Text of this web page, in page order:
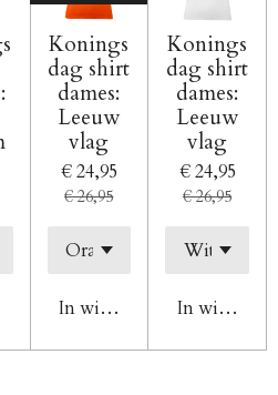
Konings
dag shirt
dames:
Leeuw
vlag
€ 24,95
€ 26,95
In winkelwagen
Konings
dag shirt
dames:
Leeuw
vlag
€ 24,95
€ 26,95
In